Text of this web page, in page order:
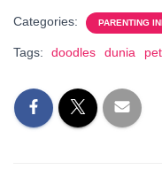
Categories: PARENTING
Tags: doodles dunia pet